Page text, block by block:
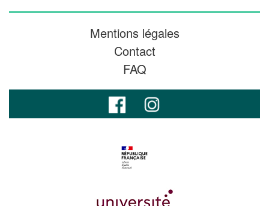
Mentions légales
Contact
FAQ